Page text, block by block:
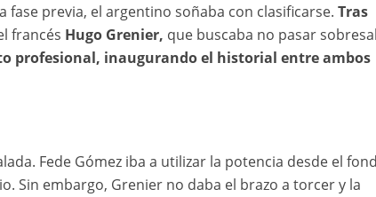
previa, el argentino soñaba con clasificarse. Tras
francés Hugo Grenier, que buscaba no pasar
profesional, inaugurando el historial entre ambos
Fede Gómez iba a utilizar la potencia desde el
Sin embargo, Grenier no daba el brazo a torcer y la